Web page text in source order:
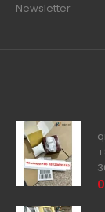
Newsletter